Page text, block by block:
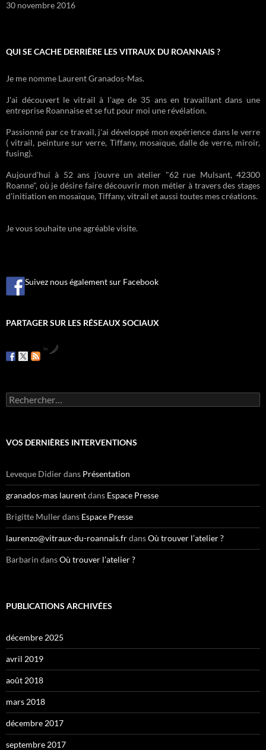
30 novembre 2016
QUI SE CACHE DERRIÈRE LES VITRAUX DU ROANNAIS ?
Je me nomme Laurent Granados-Mas.
J'ai découvert le vitrail à l'age de 35 ans en travaillant dans une
entreprise Roannaise et se fut pour moi une révélation.
Passionné par ce travail, j'ai développé mon expérience dans le verre
( vitrail, peinture sur verre, Tiffany, mosaïque, dalle de verre, miroir,
fusing).
Aujourd'hui à 52 ans j'ouvre un atelier "62 rue Mulsant, 42300
Roanne", où je désire faire découvrir mon métier à travers des stages
d'initiation en mosaïque, Tiffany, vitrail et aussi toutes mes créations.
Je vous souhaite une agréable visite.
Suivez nous également sur Facebook
PARTAGER SUR LES RÉSEAUX SOCIAUX
by
R
e
e
h
e
r
:
VOS DERNIÈRES INTERVENTIONS
Leveque Didierdans Présentation
granados-mas laurentdans Espace Presse
Brigitte Mullerdans Espace Presse
laurenzo@vitraux-du-roannais.frdansOù trouver l’atelier ?
Barbarin dansOù trouver l’atelier ?
PUBLICATIONS ARCHIVÉES
décembre 2025
avril 2019
août 2018
mars 2018
décembre 2017
septembre 2017